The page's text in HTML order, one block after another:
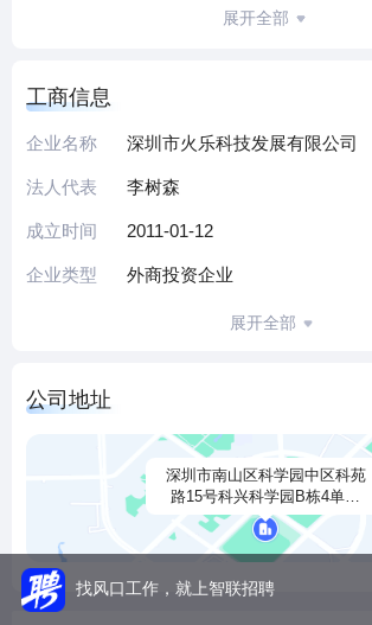
件”于一体的智能家庭影院生态圈。
特色的“终端+内容+平台+软件”智能家庭影
界的影音娱乐带来革命性体验。
火乐科技凭借卓越的研发实力，精湛的做工
能体验，近乎完美的品牌口碑，先后获得众
2014年12月获得STAR-VC（黄晓明，李冰
资本、达晨创投6000万人民币
亿人民币；
2016年3月获得金砖资本，中金前海联合投
品创新加速，公司市值超过25亿，成为中国
2018年10月完成6亿元D轮融资，由阿里巴
金、君盛投资、三泽投资、磐石资本、广发
等跟投。
展开全部
工商信息
企业名称 深圳市火乐科技发展有限公司
法人代表 李树森
成立时间 2011-01-12
企业类型 外商投资企业
展开全部
公司地址
深圳市南山区科学园中区科苑
路15号科兴科学园B栋4单元
803
找风口工作，就上智联招聘